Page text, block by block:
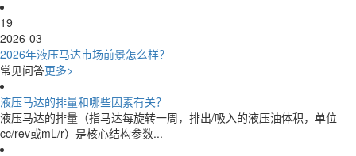
19
2026-03
2026年液压马达市场前景怎么样？
常见问答更多>
液压马达的排量和哪些因素有关？
液压马达的排量（指马达每旋转一周，排出/吸入的液压油体积，单位
cc/rev或mL/r）是核心结构参数...